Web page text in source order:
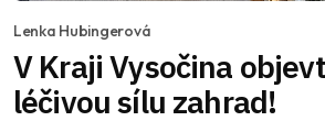
Lenka Hubingerová
V Kraji Vysočina
léčivou sílu zahrad!